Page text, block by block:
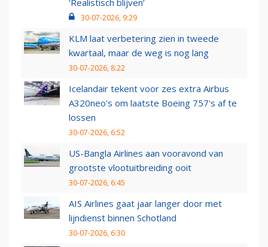
‘Realistisch blijven’
30-07-2026, 9:29
KLM laat verbetering zien in tweede
kwartaal, maar de weg is nog lang
30-07-2026, 8:22
Icelandair tekent voor zes extra Airbus
A320neo's om laatste Boeing 757's af te
lossen
30-07-2026, 6:52
US-Bangla Airlines aan vooravond van
grootste vlootuitbreiding ooit
30-07-2026, 6:45
AIS Airlines gaat jaar langer door met
lijndienst binnen Schotland
30-07-2026, 6:30